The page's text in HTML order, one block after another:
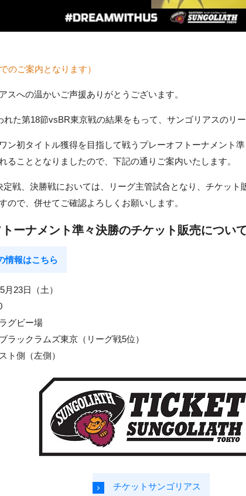
のご案内となります）
スへの温かいご声援ありがとうございます。
れた第18節vsBR東京戦の結果をもって、サンゴリアスのリ
ン初タイトル獲得を目指して戦うプレーオフトーナメント
ることとなりましたので、下記の通りご案内いたします。
定戦、決勝戦においては、リーグ主管試合となり、チケット
ので、併せてご確認よろしくお願いします。
ーナメント準々決勝のチケット販売につい
情報はこちら
23日（土）
グビー場
ックラムズ東京（リーグ戦5位）
ト側（左側）
チケットサンゴリアス